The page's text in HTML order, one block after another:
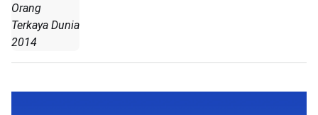
Orang
Terkaya Dunia
2014